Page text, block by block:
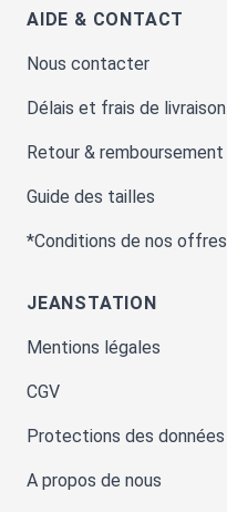
AIDE & CONTACT
Nous contacter
Délais et frais de livraison
Retour & remboursement
Guide des tailles
*Conditions de nos offres
JEANSTATION
Mentions légales
CGV
Protections des données
A propos de nous